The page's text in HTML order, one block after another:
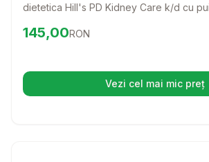
dietetica Hill's PD Kidney Care k/d cu
progresia afectiunilor renale. O alegere
Preț: 145.00
145,00RON
Vezi cel mai mic preț
(se